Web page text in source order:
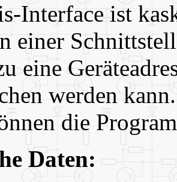
Interface ist
einer
eine
werden
die
Daten: